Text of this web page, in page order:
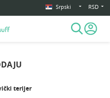
Srpski RSD
terijer